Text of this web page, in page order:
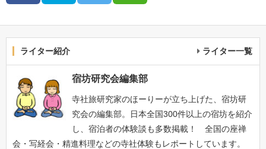
ライター紹介 ライター一覧
宿坊研究会編集部
寺社旅研究家のほーりーが立ち上げた、宿坊研
究会の編集部。日本全国300件以上の宿坊を紹介
し、宿泊者の体験談も多数掲載！ 全国の座禅
会・写経会・精進料理などの寺社体験もレポートしています。